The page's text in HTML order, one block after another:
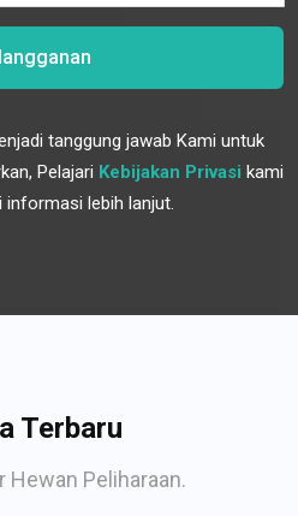
tanggung jawab Kami untuk
Pelajari Kebijakan Privasi kami
informasi lebih lanjut.
Terbaru
Hewan Peliharaan.